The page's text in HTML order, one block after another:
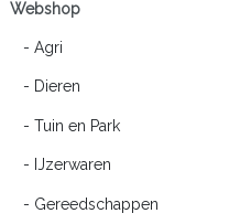
Webshop
- Agri
- Dieren
- Tuin en Park
- IJzerwaren
- Gereedschappen